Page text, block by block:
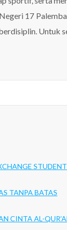
17
TANPA BATAS
CINTA AL-